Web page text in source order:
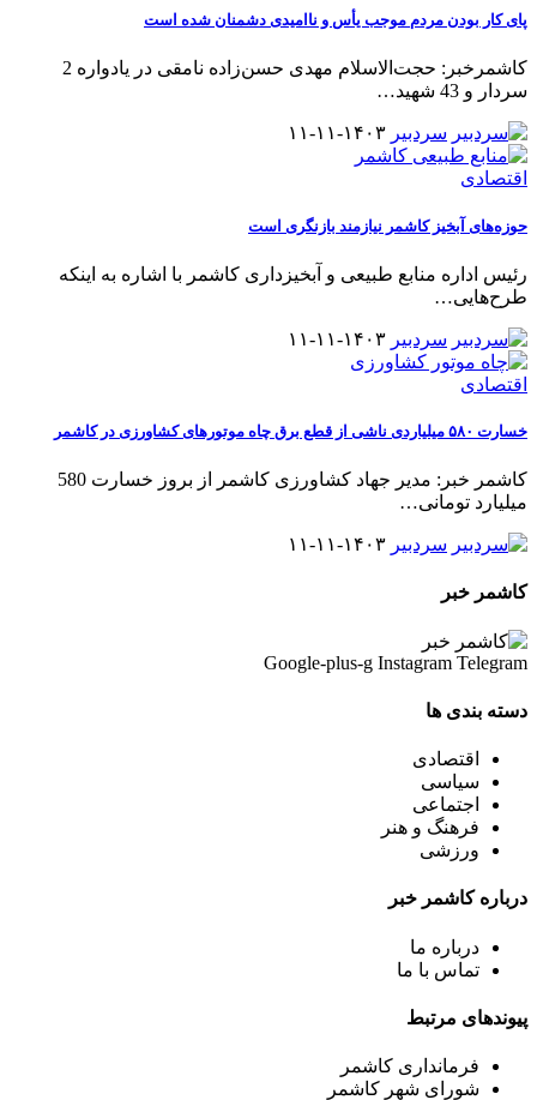
پای کار بودن مردم موجب یأس و ناامیدی دشمنان شده است
کاشمرخبر: حجت‌الاسلام مهدی حسن‌زاده نامقی در یادواره 2
سردار و 43 شهید
…
سردبیر ۱۴۰۳-۱۱-۱۱
اقتصادی
حوزه‌های آبخیز کاشمر نیازمند بازنگری است
رئیس اداره منابع طبیعی و آبخیزداری کاشمر با اشاره به اینکه
طرح‌هایی…
سردبیر ۱۴۰۳-۱۱-۱۱
اقتصادی
خسارت ۵۸۰ میلیاردی ناشی از قطع برق چاه موتورهای کشاورزی در کاشمر
کاشمر خبر: مدیر جهاد کشاورزی کاشمر از بروز خسارت 580
میلیارد تومانی…
سردبیر ۱۴۰۳-۱۱-۱۱
کاشمر خبر
Google-plus-g Instagram Telegram
دسته بندی ها
اقتصادی
سیاسی
اجتماعی
فرهنگ و هنر
ورزشی
درباره کاشمر خبر
درباره ما
تماس با ما
پیوندهای مرتبط
فرمانداری کاشمر
شورای شهر کاشمر